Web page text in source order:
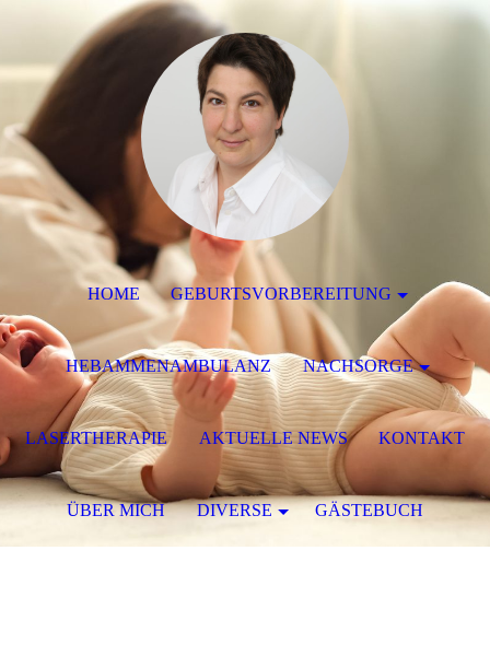
HOME GEBURTSVORBEREITUNG
HEBAMMENAMBULANZ NACHSORGE
LASERTHERAPIE AKTUELLE NEWS KONTAKT
ÜBER MICH DIVERSE GÄSTEBUCH